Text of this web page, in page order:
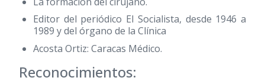
Editor del periódico El Socialista, desde 1946 a
1989 y del órgano de la Clínica
Acosta Ortiz: Caracas Médico.
Reconocimientos: